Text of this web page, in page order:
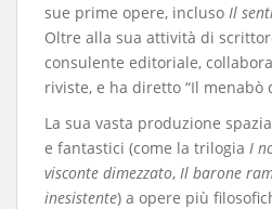
sue prime opere, incluso Il
Oltre alla sua attività di
consulente editoriale,
riviste, e ha diretto “Il menabò
​La sua vasta produzione
e fantastici (come la trilogia I
visconte dimezzato, Il barone
inesistente) a opere più